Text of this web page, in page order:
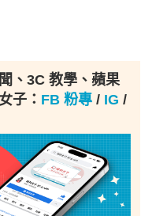
、3C 教學、蘋果
子： FB 粉專 / IG /